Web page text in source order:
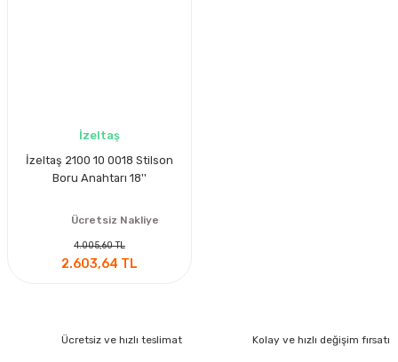
İzeltaş
İzeltaş 2100 10 0018 Stilson
Boru Anahtarı 18''
Ücretsiz Nakliye
4.005,60 TL
2.603,64 TL
Ücretsiz ve hızlı teslimat Kolay ve hızlı değişim fırsatı